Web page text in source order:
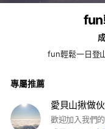
fun
fun輕鬆一日登
專屬推薦
愛貝山揪做
歡迎加入我們